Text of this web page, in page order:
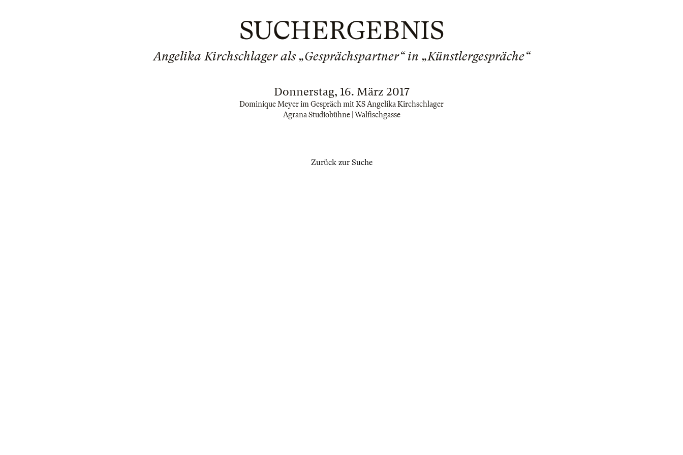
SUCHERGEBNIS
Angelika Kirchschlager als „Gesprächspartner“ in „Künstlergespräche“
Donnerstag, 16. März 2017
Dominique Meyer im Gespräch mit KS Angelika Kirchschlager
Agrana Studiobühne | Walfischgasse
Zurück zur Suche